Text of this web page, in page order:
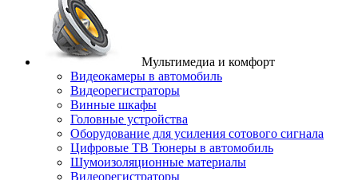
Мультимедиа и комфорт
Видеокамеры в автомобиль
Видеорегистраторы
Винные шкафы
Головные устройства
Оборудование для усиления сотового сигнала
Цифровые ТВ Тюнеры в автомобиль
Шумоизоляционные материалы
Видеорегистраторы